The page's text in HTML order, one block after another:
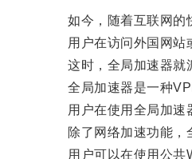
如今，随着互联网的快
用户在访问外国网站或
这时，全局加速器就
全局加速器是一种VPN
用户在使用全局加速器
除了网络加速功能，全
用户可以在使用公共